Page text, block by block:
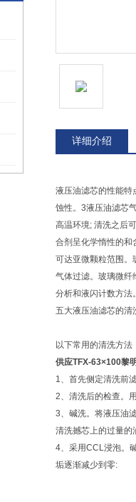
详细介绍
液压油滤芯的性能特
蚀性。3液压油滤芯
高温环境; 清洗之后
合剂呈化学惰性的和
可达亚微颗粒范围
气体过滤。玻璃微纤
分析和液闪计数方法
五大液压油滤芯的清
以下常用的清洗方
供应TFX-63×100黎
1、首先侧定清洗前
2、清洗后的检查。
3、碱洗。将液压油
清洗撼芯上的过量
4、采用CCL浸泡。
垢逐渐减少到零: